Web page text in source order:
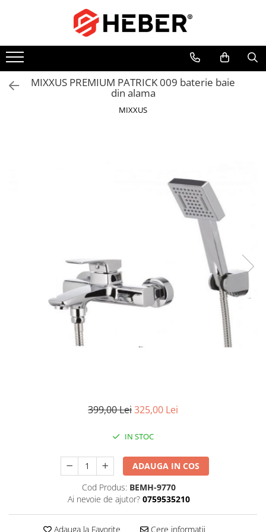
Toate Produsele
Mixere cu bol
Aer conditionat
Pompe de stropit manuale
Mori electrice
Mori electrice cereale
Accesorii mori electrice
Motoare electrice
Motoare termice
Scule si Unelte Electrice
MIXXUS PREMIUM PATRICK 009 baterie baie
din alama
MIXXUS
399,00 Lei325,00 Lei
IN STOC
ADAUGA IN COS
Cod Produs: BEMH-9770
Ai nevoie de ajutor? 0759535210
Adauga la Favorite Cere informatii